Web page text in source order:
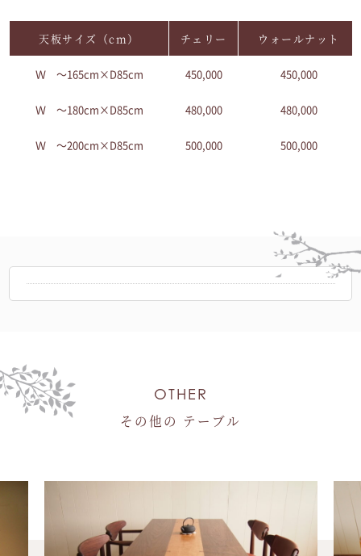
天板サイズ（cm） チェリー ウォールナット
Ｗ ～165cm×D85cm 450,000 450,000
Ｗ ～180cm×D85cm 480,000 480,000
Ｗ ～200cm×D85cm 500,000 500,000
OTHER
その他の テーブル